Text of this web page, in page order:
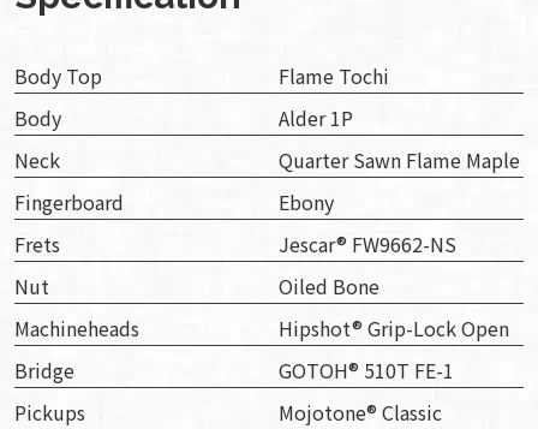
Body Top
Flame Tochi
Body
Alder 1P
Neck
Quarter Sawn Flame Maple
Fingerboard
Ebony
Frets
Jescar® FW9662-NS
Nut
Oiled Bone
Machineheads
Hipshot® Grip-Lock Open
Bridge
GOTOH® 510T FE-1
Pickups
Mojotone® Classic